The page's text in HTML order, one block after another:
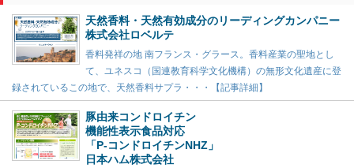
天然香料・天然有効成分のリーディングカンパニー
株式会社ロベルテ
香料発祥の地 南フランス・グラース。香料産業の聖地とし
て、ユネスコ（国連教育科学文化機構）の無形文化遺産に登
録されているこの地で、天然香料サプラ・・・【記事詳細】
豚由来コンドロイチン
機能性表示食品対応
「P-コンドロイチンNHZ」
日本ハム株式会社